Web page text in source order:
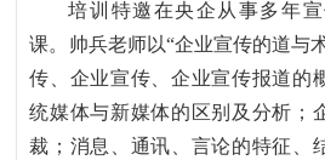
培训特邀在央企从事多年
课。帅兵老师以“企业宣传的道与
传、企业宣传、企业宣传报道的
统媒体与新媒体的区别及分析；
裁；消息、通讯、言论的特征、